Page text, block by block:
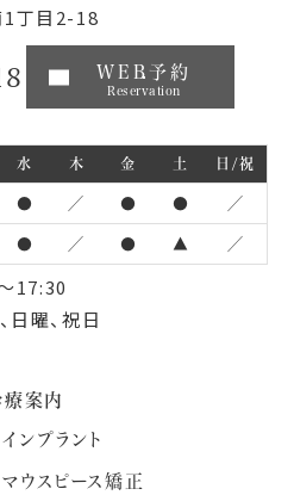
1丁目2-18
WEB予約
Reservation
水 木 金 土 日/祝
● ／ ● ● ／
● ／ ● ▲ ／
17:30
日曜、祝日
療案内
インプラント
マウスピース矯正